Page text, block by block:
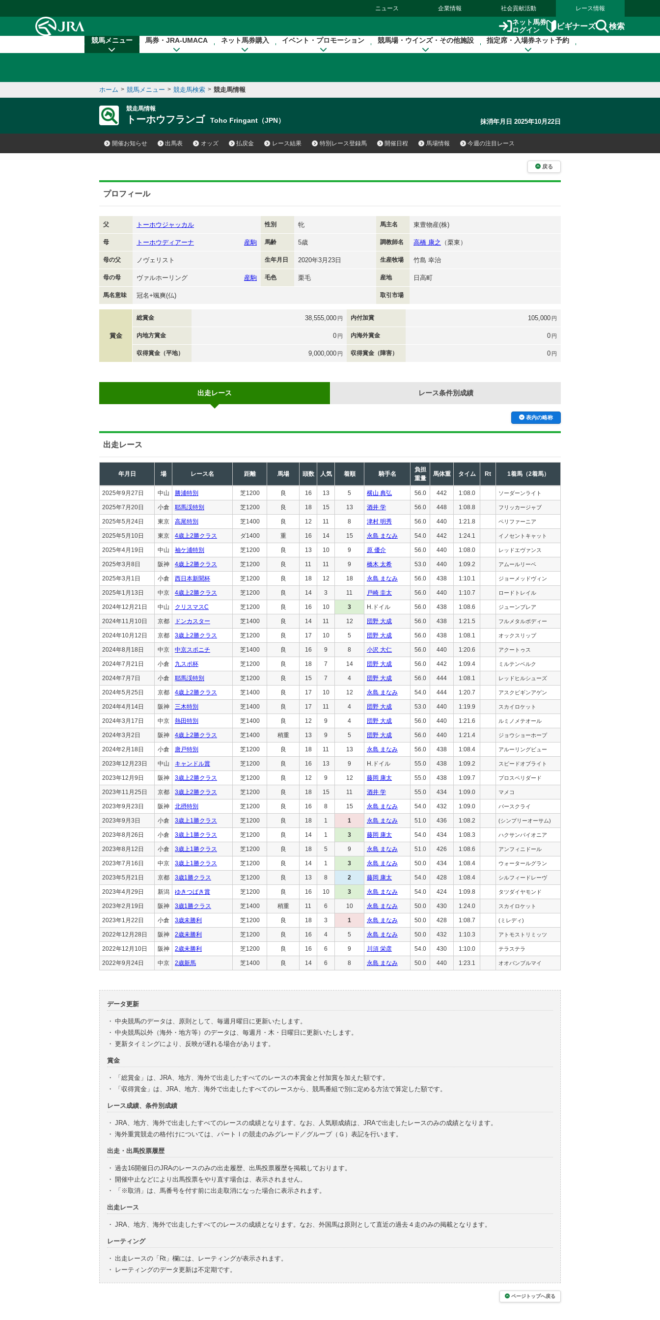
ニュース 企業情報 社会貢献活動 レース情報
ネット馬券
ログイン
ビギナーズ 検索
競馬メニュー 馬券・JRA-UMACA ネット馬券購入 イベント・プロモーション 競馬場・ウインズ・その他施設 指定席・入場券ネット予約
ホーム > 競馬メニュー > 競走馬検索 > 競走馬情報
競走馬情報
トーホウフランゴ Toho Fringant（JPN） 抹消年月日 2025年10月22日
開催お知らせ 出馬表 オッズ 払戻金 レース結果 特別レース登録馬 開催日程 馬場情報 今週の注目レース
戻る
プロフィール
父 トーホウジャッカル 性別 牝 馬主名 東豊物産(株)
母 トーホウディアーナ 産駒 馬齢 5歳 調教師名 高橋 康之 （栗東）
母の父 ノヴェリスト 生年月日 2020年3月23日 生産牧場 竹島 幸治
母の母 ヴァルホーリング 産駒 毛色 栗毛 産地 日高町
馬名意味 冠名+颯爽(仏) 取引市場
賞金
総賞金 38,555,000 円 内付加賞 105,000 円
内地方賞金 0 円 内海外賞金 0 円
収得賞金（平地） 9,000,000 円 収得賞金（障害） 0 円
出走レース レース条件別成績
表内の略称
出走レース
年月日 場 レース名 距離 馬場 頭数 人気 着順 騎手名
負担
重量
馬体重 タイム Rt 1着馬（2着馬）
2025年9月27日 中山 勝浦特別 芝1200 良 16 13 5 横山 典弘 56.0 442 1:08.0 ソーダーンライト
2025年7月20日 小倉 耶馬渓特別 芝1200 良 18 15 13 酒井 学 56.0 448 1:08.8 フリッカージャブ
2025年5月24日 東京 高尾特別 芝1400 良 12 11 8 津村 明秀 56.0 440 1:21.8 ペリファーニア
2025年5月10日 東京 4歳上2勝クラス ダ1400 重 16 14 15 永島 まなみ 54.0 442 1:24.1 イノセントキャット
2025年4月19日 中山 袖ケ浦特別 芝1200 良 13 10 9 原 優介 56.0 440 1:08.0 レッドエヴァンス
2025年3月8日 阪神 4歳上2勝クラス 芝1200 良 11 11 9 橋木 太希 53.0 440 1:09.2 アムールリーベ
2025年3月1日 小倉 西日本新聞杯 芝1200 良 18 12 18 永島 まなみ 56.0 438 1:10.1 ジョーメッドヴィン
2025年1月13日 中京 4歳上2勝クラス 芝1200 良 14 3 11 戸崎 圭太 56.0 440 1:10.7 ロードトレイル
2024年12月21日 中山 クリスマスC 芝1200 良 16 10 3 H.ドイル 56.0 438 1:08.6 ジューンブレア
2024年11月10日 京都 ドンカスター 芝1400 良 14 11 12 団野 大成 56.0 438 1:21.5 フルメタルボディー
2024年10月12日 京都 3歳上2勝クラス 芝1200 良 17 10 5 団野 大成 56.0 438 1:08.1 オックスリップ
2024年8月18日 中京 中京スポニチ 芝1400 良 16 9 8 小沢 大仁 56.0 440 1:20.6 アクートゥス
2024年7月21日 小倉 九スポ杯 芝1200 良 18 7 14 団野 大成 56.0 442 1:09.4 ミルテンベルク
2024年7月7日 小倉 耶馬渓特別 芝1200 良 15 7 4 団野 大成 56.0 444 1:08.1 レッドヒルシューズ
2024年5月25日 京都 4歳上2勝クラス 芝1400 良 17 10 12 永島 まなみ 54.0 444 1:20.7 アスクビギンアゲン
2024年4月14日 阪神 三木特別 芝1400 良 17 11 4 団野 大成 53.0 440 1:19.9 スカイロケット
2024年3月17日 中京 熱田特別 芝1400 良 12 9 4 団野 大成 56.0 440 1:21.6 ルミノメテオール
2024年3月2日 阪神 4歳上2勝クラス 芝1400 稍重 13 9 5 団野 大成 56.0 440 1:21.4 ジョウショーホープ
2024年2月18日 小倉 唐戸特別 芝1200 良 18 11 13 永島 まなみ 56.0 438 1:08.4 アルーリングビュー
2023年12月23日 中山 キャンドル賞 芝1200 良 16 13 9 H.ドイル 55.0 438 1:09.2 スピードオブライト
2023年12月9日 阪神 3歳上2勝クラス 芝1200 良 12 9 12 藤岡 康太 55.0 438 1:09.7 プロスペリダード
2023年11月25日 京都 3歳上2勝クラス 芝1200 良 18 15 11 酒井 学 55.0 434 1:09.0 マメコ
2023年9月23日 阪神 北摂特別 芝1200 良 16 8 15 永島 まなみ 54.0 432 1:09.0 バースクライ
2023年9月3日 小倉 3歳上1勝クラス 芝1200 良 18 1 1 永島 まなみ 51.0 436 1:08.2 (シンプリーオーサム)
2023年8月26日 小倉 3歳上1勝クラス 芝1200 良 14 1 3 藤岡 康太 54.0 434 1:08.3 ハクサンパイオニア
2023年8月12日 小倉 3歳上1勝クラス 芝1200 良 18 5 9 永島 まなみ 51.0 426 1:08.6 アンフィニドール
2023年7月16日 中京 3歳上1勝クラス 芝1200 良 14 1 3 永島 まなみ 50.0 434 1:08.4 ウォータールグラン
2023年5月21日 京都 3歳1勝クラス 芝1200 良 13 8 2 藤岡 康太 54.0 428 1:08.4 シルフィードレーヴ
2023年4月29日 新潟 ゆきつばき賞 芝1200 良 16 10 3 永島 まなみ 54.0 424 1:09.8 タツダイヤモンド
2023年2月19日 阪神 3歳1勝クラス 芝1400 稍重 11 6 10 永島 まなみ 50.0 430 1:24.0 スカイロケット
2023年1月22日 小倉 3歳未勝利 芝1200 良 18 3 1 永島 まなみ 50.0 428 1:08.7 (ミレディ)
2022年12月28日 阪神 2歳未勝利 芝1200 良 16 4 5 永島 まなみ 50.0 432 1:10.3 アトモストリミッツ
2022年12月10日 阪神 2歳未勝利 芝1200 良 16 6 9 川須 栄彦 54.0 430 1:10.0 テラステラ
2022年9月24日 中京 2歳新馬 芝1400 良 14 6 8 永島 まなみ 50.0 440 1:23.1 オオバンブルマイ
データ更新
・ 中央競馬のデータは、原則として、毎週月曜日に更新いたします。
・ 中央競馬以外（海外・地方等）のデータは、毎週月・木・日曜日に更新いたします。
・ 更新タイミングにより、反映が遅れる場合があります。
賞金
・
「総賞金」は、JRA、地方、海外で出走したすべてのレースの本賞金と付加賞を加えた額です。
・
「収得賞金」は、JRA、地方、海外で出走したすべてのレースから、競馬番組で別に定める方法で算定した額です。
レース成績、条件別成績
・ JRA、地方、海外で出走したすべてのレースの成績となります。なお、人気順成績は、JRAで出走したレースのみの成績となります。
・ 海外重賞競走の格付けについては、パートⅠの競走のみグレード／グループ（Ｇ）表記を行います。
出走・出馬投票履歴
・ 過去16開催日のJRAのレースのみの出走履歴、出馬投票履歴を掲載しております。
・ 開催中止などにより出馬投票をやり直す場合は、表示されません。
・
「※取消」は、馬番号を付す前に出走取消になった場合に表示されます。
出走レース
・ JRA、地方、海外で出走したすべてのレースの成績となります。なお、外国馬は原則として直近の過去４走のみの掲載となります。
レーティング
・ 出走レースの「Rt」欄には、レーティングが表示されます。
・
レーティングのデータ更新は不定期です。
ページトップへ戻る